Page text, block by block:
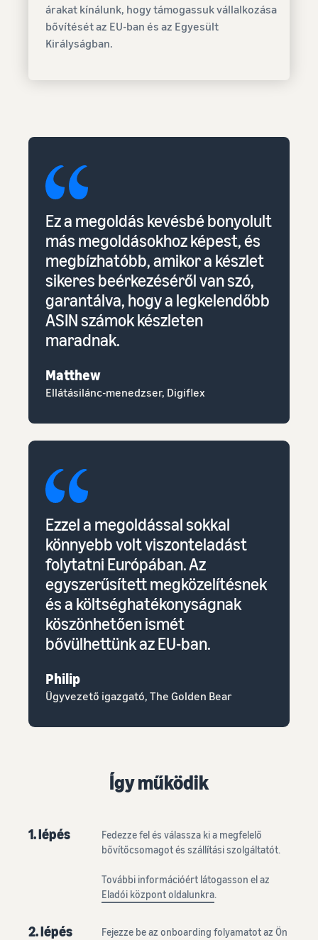
árakat kínálunk, hogy támogassuk vállalkozása
bővítését az EU-ban és az Egyesült
Királyságban.
Ez a megoldás kevésbé bonyolult
más megoldásokhoz képest, és
megbízhatóbb, amikor a készlet
sikeres beérkezéséről van szó,
garantálva, hogy a legkelendőbb
ASIN számok készleten
maradnak.
Matthew
Ellátásilánc-menedzser, Digiflex
Ezzel a megoldással sokkal
könnyebb volt viszonteladást
folytatni Európában. Az
egyszerűsített megközelítésnek
és a költséghatékonyságnak
köszönhetően ismét
bővülhettünk az EU-ban.
Philip
Ügyvezető igazgató, The Golden Bear
Így működik
1. lépés
Fedezze fel és válassza ki a megfelelő
bővítőcsomagot és szállítási szolgáltatót.
További információért látogasson el az
Eladói központ oldalunkra.
2. lépés
Fejezze be az onboarding folyamatot az Ön